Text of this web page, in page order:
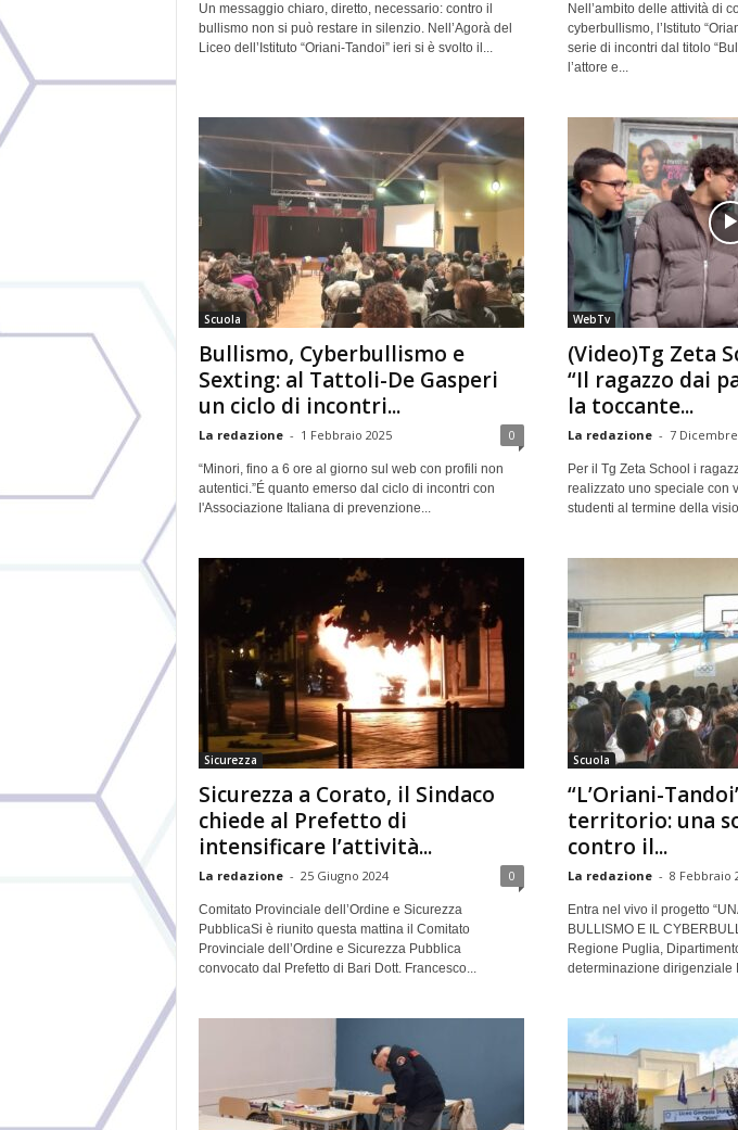
Un messaggio chiaro, diretto, necessario: contro il
bullismo non si può restare in silenzio. Nell’Agorà del
Liceo dell’Istituto “Oriani-Tandoi” ieri si è svolto il...
Nell’ambito delle attività di
cyberbullismo, l’Istituto
serie di incontri dal titolo
l’attore e...
Scuola
Bullismo, Cyberbullismo e
Sexting: al Tattoli-De Gasperi
un ciclo di incontri...
La redazione - 1 Febbraio 2025 0
“Minori, fino a 6 ore al giorno sul web con profili non
autentici.”É quanto emerso dal ciclo di incontri con
l'Associazione Italiana di prevenzione...
WebTv
(Video)Tg Zeta
“Il ragazzo dai
la toccante...
La redazione - 7 Dicembre
Per il Tg Zeta School i
realizzato uno speciale con
studenti al termine della
Sicurezza
Sicurezza a Corato, il Sindaco
chiede al Prefetto di
intensificare l’attività...
La redazione - 25 Giugno 2024 0
Comitato Provinciale dell’Ordine e Sicurezza
PubblicaSi è riunito questa mattina il Comitato
Provinciale dell’Ordine e Sicurezza Pubblica
convocato dal Prefetto di Bari Dott. Francesco...
Scuola
“L’Oriani-
territorio: una
contro il...
La redazione - 8 Febbraio
Entra nel vivo il progetto
BULLISMO E IL
Regione Puglia,
determinazione dirigenziale